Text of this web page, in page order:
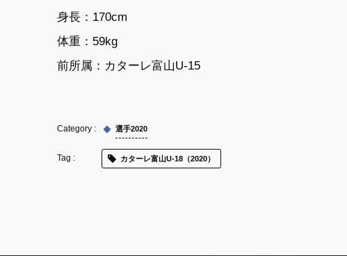
身長：170cm
体重：59kg
前所属： カターレ富山U-15
選手2020
カターレ富山U-18（2020）